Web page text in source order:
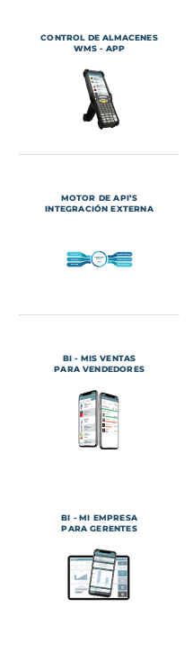
CONTROL DE ALMACENES
WMS - APP
MOTOR DE API’S
INTEGRACIÓN EXTERNA
BI - MIS VENTAS
PARA VENDEDORES
BI - MI EMPRESA
PARA GERENTES